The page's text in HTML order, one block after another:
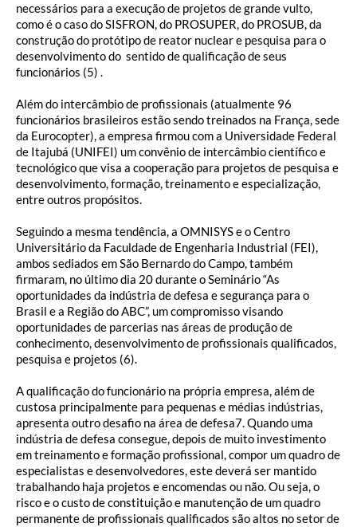
necessários para a execução de projetos de grande vulto,
como é o caso do SISFRON, do PROSUPER, do PROSUB, da
construção do protótipo de reator nuclear e pesquisa para o
desenvolvimento do sentido de qualificação de seus
funcionários (5) .
Além do intercâmbio de profissionais (atualmente 96
funcionários brasileiros estão sendo treinados na França, sede
da Eurocopter), a empresa firmou com a Universidade Federal
de Itajubá (UNIFEI) um convênio de intercâmbio científico e
tecnológico que visa a cooperação para projetos de pesquisa e
desenvolvimento, formação, treinamento e especialização,
entre outros propósitos.
Seguindo a mesma tendência, a OMNISYS e o Centro
Universitário da Faculdade de Engenharia Industrial (FEI),
ambos sediados em São Bernardo do Campo, também
firmaram, no último dia 20 durante o Seminário “As
oportunidades da indústria de defesa e segurança para o
Brasil e a Região do ABC”, um compromisso visando
oportunidades de parcerias nas áreas de produção de
conhecimento, desenvolvimento de profissionais qualificados,
pesquisa e projetos (6).
A qualificação do funcionário na própria empresa, além de
custosa principalmente para pequenas e médias indústrias,
apresenta outro desafio na área de defesa7. Quando uma
indústria de defesa consegue, depois de muito investimento
em treinamento e formação profissional, compor um quadro de
especialistas e desenvolvedores, este deverá ser mantido
trabalhando haja projetos e encomendas ou não. Ou seja, o
risco e o custo de constituição e manutenção de um quadro
permanente de profissionais qualificados são altos no setor de